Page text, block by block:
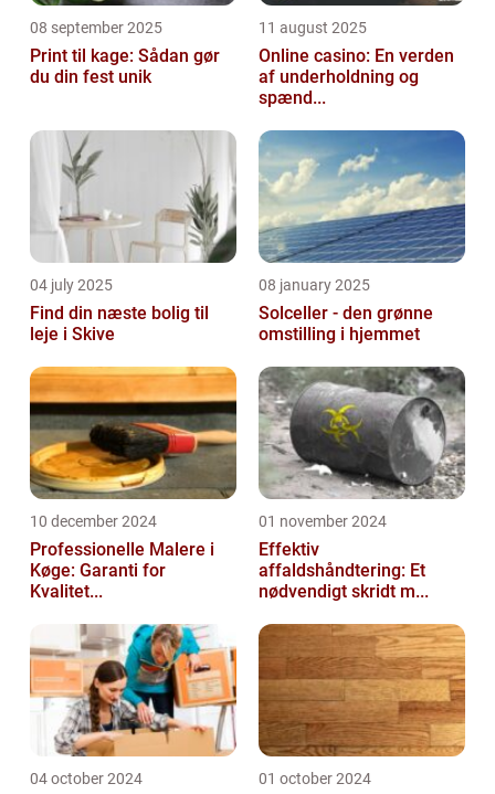
08 september 2025
Print til kage: Sådan gør
du din fest unik
11 august 2025
Online casino: En verden
af underholdning og
spænd...
04 july 2025
Find din næste bolig til
leje i Skive
08 january 2025
Solceller - den grønne
omstilling i hjemmet
10 december 2024
Professionelle Malere i
Køge: Garanti for
Kvalitet...
01 november 2024
Effektiv
affaldshåndtering: Et
nødvendigt skridt m...
04 october 2024 01 october 2024